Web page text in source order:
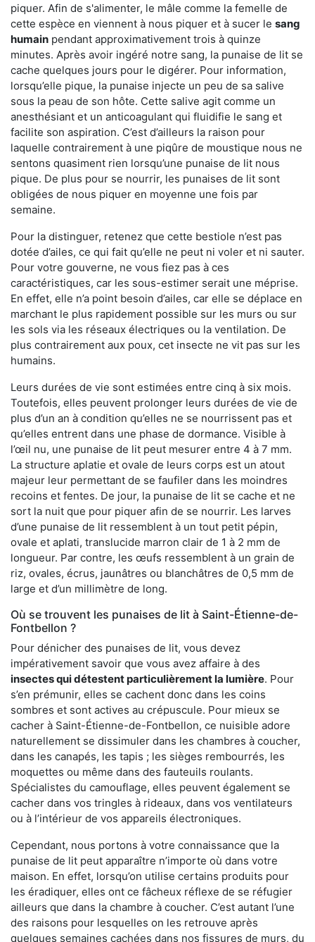
piquer. Afin de s'alimenter, le mâle comme la femelle de
cette espèce en viennent à nous piquer et à sucer le sang
humain pendant approximativement trois à quinze
minutes. Après avoir ingéré notre sang, la punaise de lit se
cache quelques jours pour le digérer. Pour information,
lorsqu’elle pique, la punaise injecte un peu de sa salive
sous la peau de son hôte. Cette salive agit comme un
anesthésiant et un anticoagulant qui fluidifie le sang et
facilite son aspiration. C’est d’ailleurs la raison pour
laquelle contrairement à une piqûre de moustique nous ne
sentons quasiment rien lorsqu’une punaise de lit nous
pique. De plus pour se nourrir, les punaises de lit sont
obligées de nous piquer en moyenne une fois par
semaine.
Pour la distinguer, retenez que cette bestiole n’est pas
dotée d’ailes, ce qui fait qu’elle ne peut ni voler et ni sauter.
Pour votre gouverne, ne vous fiez pas à ces
caractéristiques, car les sous-estimer serait une méprise.
En effet, elle n’a point besoin d’ailes, car elle se déplace en
marchant le plus rapidement possible sur les murs ou sur
les sols via les réseaux électriques ou la ventilation. De
plus contrairement aux poux, cet insecte ne vit pas sur les
humains.
Leurs durées de vie sont estimées entre cinq à six mois.
Toutefois, elles peuvent prolonger leurs durées de vie de
plus d’un an à condition qu’elles ne se nourrissent pas et
qu’elles entrent dans une phase de dormance. Visible à
l’œil nu, une punaise de lit peut mesurer entre 4 à 7 mm.
La structure aplatie et ovale de leurs corps est un atout
majeur leur permettant de se faufiler dans les moindres
recoins et fentes. De jour, la punaise de lit se cache et ne
sort la nuit que pour piquer afin de se nourrir. Les larves
d’une punaise de lit ressemblent à un tout petit pépin,
ovale et aplati, translucide marron clair de 1 à 2 mm de
longueur. Par contre, les œufs ressemblent à un grain de
riz, ovales, écrus, jaunâtres ou blanchâtres de 0,5 mm de
large et d’un millimètre de long.
Où se trouvent les punaises de lit à Saint-Étienne-de-
Fontbellon ?
Pour dénicher des punaises de lit, vous devez
impérativement savoir que vous avez affaire à des
insectes qui détestent particulièrement la lumière. Pour
s’en prémunir, elles se cachent donc dans les coins
sombres et sont actives au crépuscule. Pour mieux se
cacher à Saint-Étienne-de-Fontbellon, ce nuisible adore
naturellement se dissimuler dans les chambres à coucher,
dans les canapés, les tapis ; les sièges rembourrés, les
moquettes ou même dans des fauteuils roulants.
Spécialistes du camouflage, elles peuvent également se
cacher dans vos tringles à rideaux, dans vos ventilateurs
ou à l’intérieur de vos appareils électroniques.
Cependant, nous portons à votre connaissance que la
punaise de lit peut apparaître n’importe où dans votre
maison. En effet, lorsqu’on utilise certains produits pour
les éradiquer, elles ont ce fâcheux réflexe de se réfugier
ailleurs que dans la chambre à coucher. C’est autant l’une
des raisons pour lesquelles on les retrouve après
quelques semaines cachées dans nos fissures de murs, du